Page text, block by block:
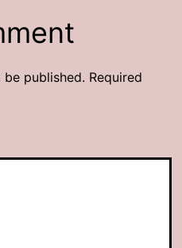
published. Required